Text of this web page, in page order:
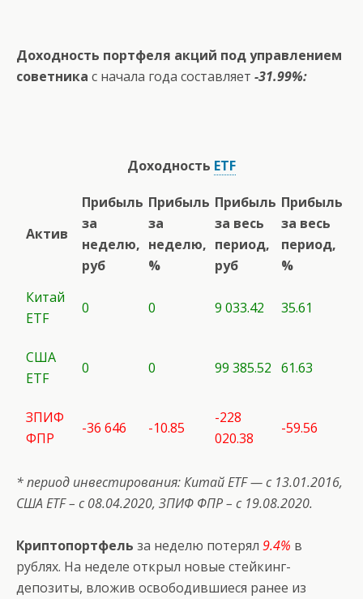
Доходность портфеля акций под управлением
советника с начала года составляет -31.99%:
Доходность ETF
Актив
Прибыль
за
неделю,
руб
Прибыль
за
неделю,
%
Прибыль
за весь
период,
руб
Прибыль
за весь
период,
%
Китай
ETF
0 0 9 033.42 35.61
США
ETF
0 0 99 385.52 61.63
ЗПИФ
ФПР
-36 646 -10.85
-228
020.38
-59.56
* период инвестирования: Китай ETF — с 13.01.2016,
США ETF– с 08.04.2020, ЗПИФ ФПР – с 19.08.2020.
Криптопортфель за неделю потерял 9.4% в
рублях. На неделе открыл новые стейкинг-
депозиты, вложив освободившиеся ранее из